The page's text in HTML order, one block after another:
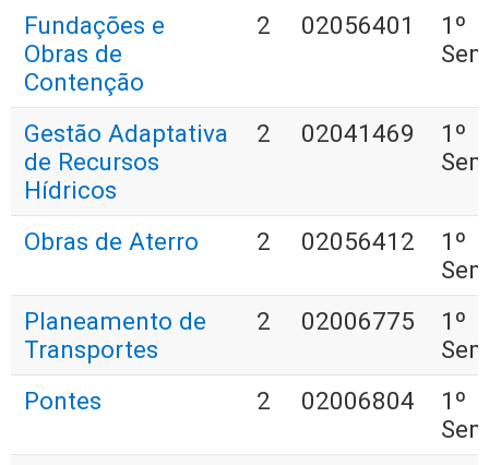
Fundações e
Obras de
Contenção
2 02056401
1º
Gestão Adaptativa
de Recursos
Hídricos
2 02041469
1º
Obras de Aterro 2 02056412
1º
Planeamento de
Transportes
2 02006775
1º
Pontes
2 02006804
1º